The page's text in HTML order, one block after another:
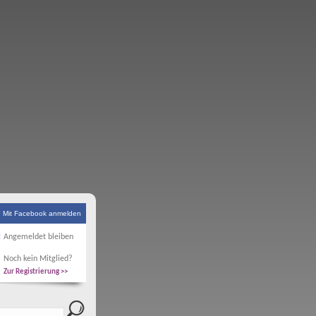
Mit Facebook anmelden
Angemeldet bleiben
Noch kein Mitglied?
Zur Registrierung >>